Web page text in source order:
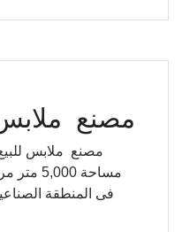
مصنع ملابس
مصنع ملابس